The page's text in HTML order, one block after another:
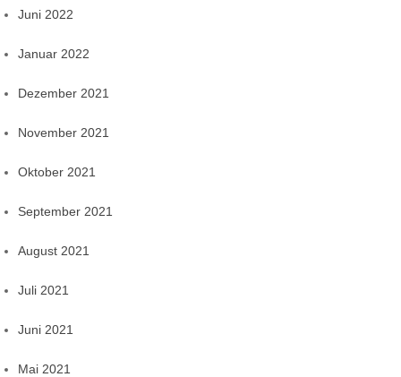
Juni 2022
Januar 2022
Dezember 2021
November 2021
Oktober 2021
September 2021
August 2021
Juli 2021
Juni 2021
Mai 2021